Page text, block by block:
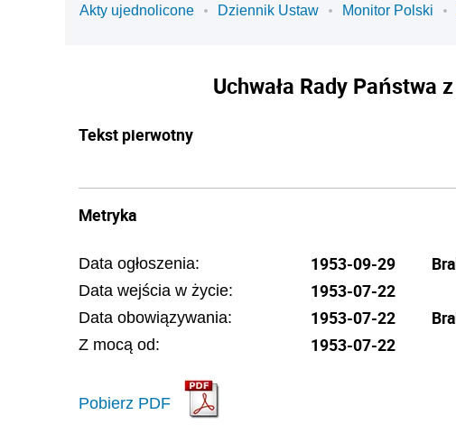
Akty ujednolicone Dziennik Ustaw Monitor Polski
Uchwała Rady Państwa
Tekst pierwotny
Metryka
Data ogłoszenia: 1953-09-29
Data wejścia w życie: 1953-07-22
Data obowiązywania: 1953-07-22
Z mocą od: 1953-07-22
Pobierz PDF